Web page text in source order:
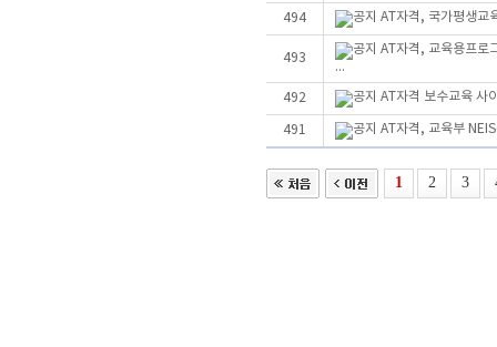
494 AT자격, 국가평생교
493
AT자격, 교육용프로
...
492 AT자격 보수교육 사
491 AT자격, 교육부
1 2 3